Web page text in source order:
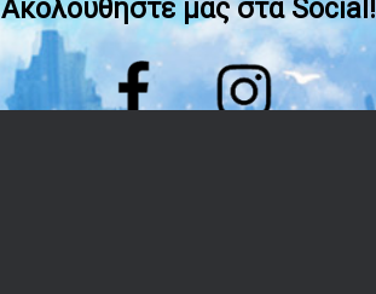
Ακολουθήστε μας στα Social!